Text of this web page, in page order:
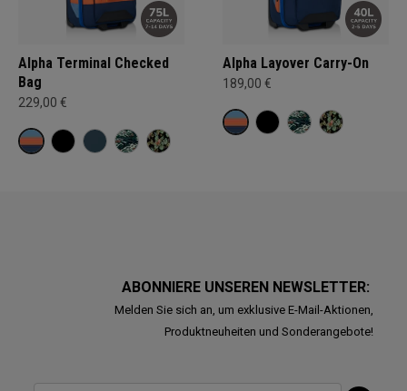
Alpha Terminal Checked
Bag
229,00 €
Alpha Layover Carry-On
189,00 €
ABONNIERE UNSEREN NEWSLETTER:
Melden Sie sich an, um exklusive E-Mail-Aktionen,
Produktneuheiten und Sonderangebote!